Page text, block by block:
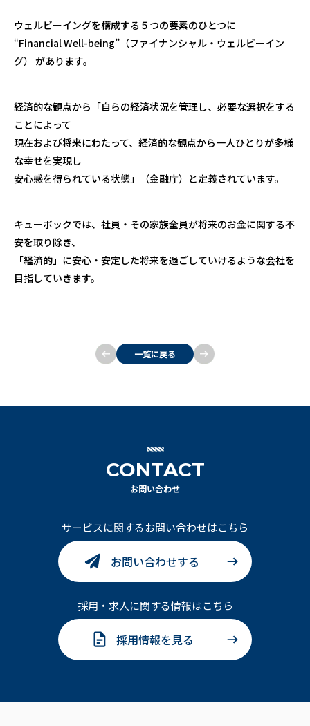
ウェルビーイングを構成する５つの要素のひとつに
“Financial Well-being”（ファイナンシャル・ウェルビーイン
グ） があります。
経済的な観点から「自らの経済状況を管理し、必要な選択をする
ことによって
現在および将来にわたって、経済的な観点から一人ひとりが多様
な幸せを実現し
安心感を得られている状態」（金融庁）と定義されています。
キューボックでは、社員・その家族全員が将来のお金に関する不
安を取り除き、
「経済的」に安心・安定した将来を過ごしていけるような会社を
目指していきます。
一覧に戻る
CONTACT
お問い合わせ
サービスに関するお問い合わせはこちら
お問い合わせする
採用・求人に関する情報はこちら
採用情報を見る